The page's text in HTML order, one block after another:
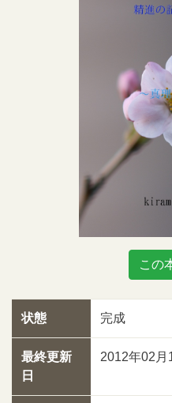
この
状態 完成
最終更新
日
2012年02月